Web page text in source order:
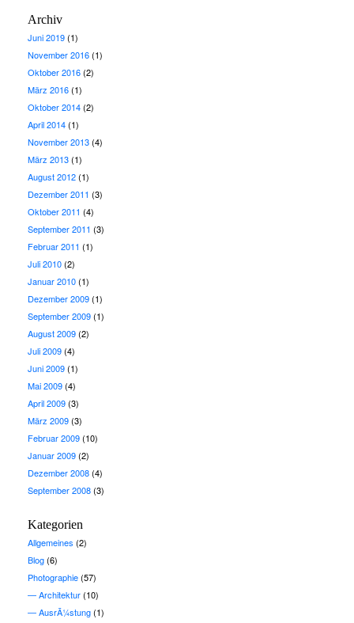
Archiv
Juni 2019(1)
November 2016(1)
Oktober 2016(2)
März 2016(1)
Oktober 2014(2)
April 2014(1)
November 2013(4)
März 2013(1)
August 2012(1)
Dezember 2011 (3)
Oktober 2011 (4)
September 2011 (3)
Februar 2011 (1)
Juli 2010(2)
Januar 2010(1)
Dezember 2009(1)
September 2009(1)
August 2009(2)
Juli 2009(4)
Juni 2009(1)
Mai 2009(4)
April 2009(3)
März 2009(3)
Februar 2009(10)
Januar 2009(2)
Dezember 2008(4)
September 2008(3)
Kategorien
Allgemeines (2)
Blog(6)
Photographie(57)
Architektur(10)
AusrÃ¼stung(1)